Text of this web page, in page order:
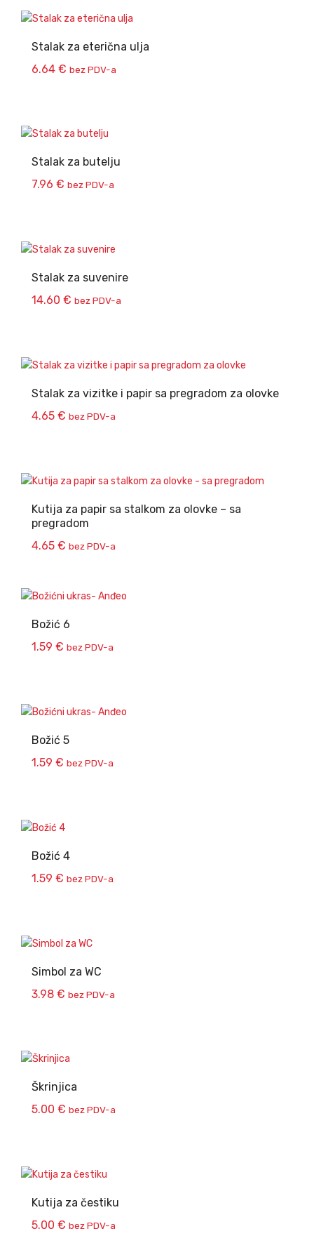
Stalak za eterična ulja
6.64 € bez PDV-a
Stalak za butelju
7.96 € bez PDV-a
Stalak za suvenire
14.60 € bez PDV-a
Stalak za vizitke i papir sa pregradom za olovke
4.65 € bez PDV-a
Kutija za papir sa stalkom za olovke – sa
pregradom
4.65 € bez PDV-a
Božić 6
1.59 € bez PDV-a
Božić 5
1.59 € bez PDV-a
Božić 4
1.59 € bez PDV-a
Simbol za WC
3.98 € bez PDV-a
Škrinjica
5.00 € bez PDV-a
Kutija za čestiku
5.00 € bez PDV-a